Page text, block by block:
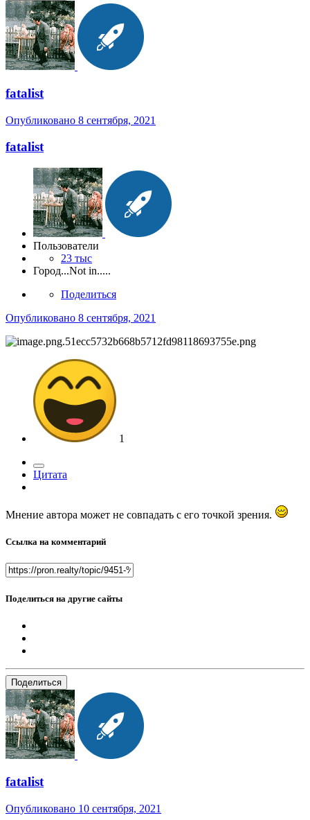
fatalist
Опубликовано 8 сентября, 2021
fatalist
Пользователи
23 тыс
Город...Not in.....
Поделиться
Опубликовано 8 сентября, 2021
1
Цитата
Мнение автора может не совпадать с его точкой зрения.
Ссылка на комментарий
Поделиться на другие сайты
Поделиться
fatalist
Опубликовано 10 сентября, 2021